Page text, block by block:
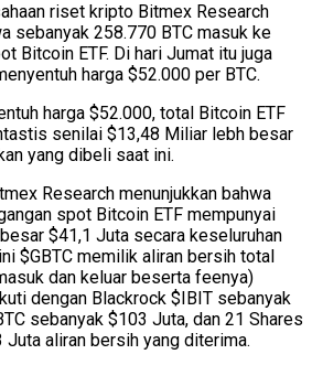
riset kripto Bitmex Research
sebanyak 258.770 BTC masuk ke
Bitcoin ETF. Di hari Jumat itu juga
harga $52.000 per BTC.
harga $52.000, total Bitcoin ETF
senilai $13,48 Miliar lebh besar
yang dibeli saat ini.
Research menunjukkan bahwa
spot Bitcoin ETF mempunyai
$41,1 Juta secara keseluruhan
$GBTC memilik aliran bersih total
dan keluar beserta feenya)
dengan Blackrock $IBIT sebanyak
sebanyak $103 Juta, dan 21 Shares
Juta aliran bersih yang diterima.